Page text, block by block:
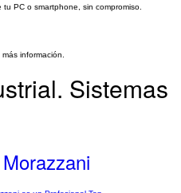
PC o smartphone, sin compromiso.
información.
Sistemas